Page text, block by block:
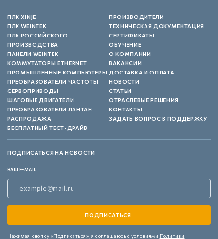
ПЛК XINJE
ПЛК WEINTEK
ПЛК РОССИЙСКОГО
ПРОИЗВОДСТВА
ПАНЕЛИ WEINTEK
КОММУТАТОРЫ ETHERNET
ПРОМЫШЛЕННЫЕ КОМПЬЮТЕРЫ
ПРЕОБРАЗОВАТЕЛИ ЧАСТОТЫ
СЕРВОПРИВОДЫ
ШАГОВЫЕ ДВИГАТЕЛИ
ПРЕОБРАЗОВАТЕЛИ ЛАНТАН
РАСПРОДАЖА
БЕСПЛАТНЫЙ ТЕСТ-ДРАЙВ
ПРОИЗВОДИТЕЛИ
ТЕХНИЧЕСКАЯ ДОКУМЕНТАЦИЯ
СЕРТИФИКАТЫ
ОБУЧЕНИЕ
О КОМПАНИИ
ВАКАНСИИ
ДОСТАВКА И ОПЛАТА
НОВОСТИ
СТАТЬИ
ОТРАСЛЕВЫЕ РЕШЕНИЯ
КОНТАКТЫ
ЗАДАТЬ ВОПРОС В ПОДДЕРЖКУ
ПОДПИСАТЬСЯ НА НОВОСТИ
ВАШ E-MAIL
Нажимая кнопку «Подписаться», я соглашаюсь с условиями Политики